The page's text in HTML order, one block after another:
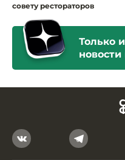
совету рестораторов
Только